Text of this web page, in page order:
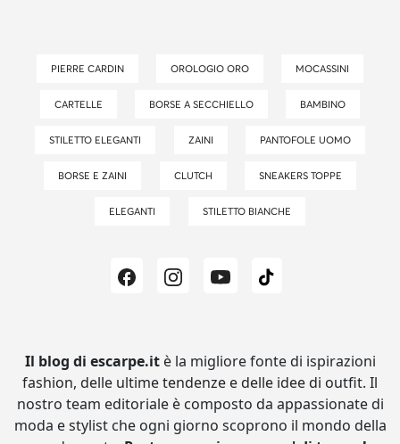
PIERRE CARDIN OROLOGIO ORO MOCASSINI
CARTELLE BORSE A SECCHIELLO BAMBINO
STILETTO ELEGANTI ZAINI PANTOFOLE UOMO
BORSE E ZAINI CLUTCH SNEAKERS TOPPE
ELEGANTI STILETTO BIANCHE
Il blog di escarpe.it è la migliore fonte di ispirazioni
fashion, delle ultime tendenze e delle idee di outfit. Il
nostro team editoriale è composto da appassionate di
moda e stylist che ogni giorno scoprono il mondo della